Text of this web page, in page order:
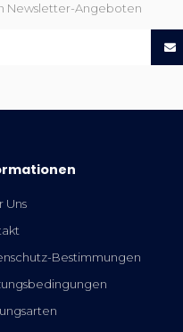
Newsletter-Angeboten
Uns
Bestimmungen